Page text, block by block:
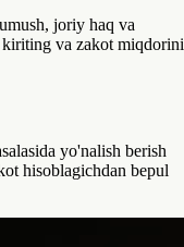
joriy haq va
va zakot miqdorini
yo'nalish berish
hisoblagichdan bepul